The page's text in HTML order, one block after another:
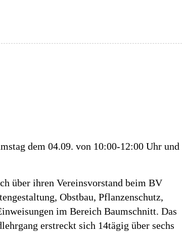
dem 04.09. von 10:00-12:00 Uhr und
über ihren Vereinsvorstand beim BV
Obstbau, Pflanzenschutz,
im Bereich Baumschnitt. Das
erstreckt sich 14tägig über sechs